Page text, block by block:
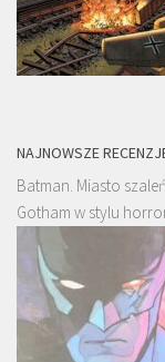
NAJNOWSZE
Batman. Miasto
Gotham w stylu